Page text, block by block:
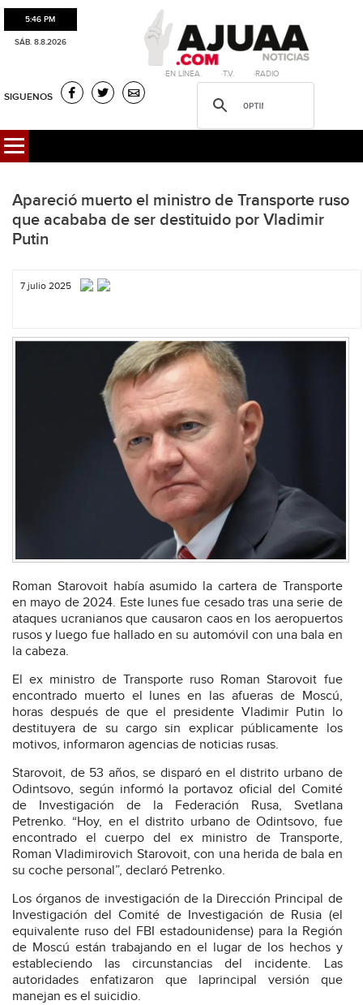
5:46 PM
SÁB. 8.8.2026
·EN LÍNEA. ·T.V. ·RADIO
SIGUENOS
Apareció muerto el ministro de Transporte ruso
que acababa de ser destituido por Vladimir
Putin
7 julio 2025
Roman Starovoit había asumido la cartera de Transporte
en mayo de 2024. Este lunes fue cesado tras una serie de
ataques ucranianos que causaron caos en los aeropuertos
rusos y luego fue hallado en su automóvil con una bala en
la cabeza.
El ex ministro de Transporte ruso Roman Starovoit fue
encontrado muerto el lunes en las afueras de Moscú,
horas después de que el presidente Vladimir Putin lo
destituyera de su cargo sin explicar públicamente los
motivos, informaron agencias de noticias rusas.
Starovoit, de 53 años, se disparó en el distrito urbano de
Odintsovo, según informó la portavoz oficial del Comité
de Investigación de la Federación Rusa, Svetlana
Petrenko. “Hoy, en el distrito urbano de Odintsovo, fue
encontrado el cuerpo del ex ministro de Transporte,
Roman Vladimirovich Starovoit, con una herida de bala en
su coche personal”, declaró Petrenko.
Los órganos de investigación de la Dirección Principal de
Investigación del Comité de Investigación de Rusia (el
equivalente ruso del FBI estadounidense) para la Región
de Moscú están trabajando en el lugar de los hechos y
estableciendo las circunstancias del incidente. Las
autoridades enfatizaron que laprincipal versión que
manejan es el suicidio.